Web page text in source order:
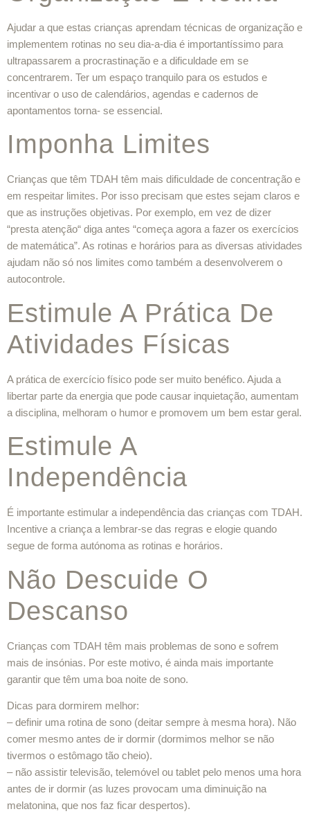
Ajudar a que estas crianças aprendam técnicas de organização e
implementem rotinas no seu dia-a-dia é importantíssimo para
ultrapassarem a procrastinação e a dificuldade em se
concentrarem. Ter um espaço tranquilo para os estudos e
incentivar o uso de calendários, agendas e cadernos de
apontamentos torna- se essencial.
Imponha Limites
Crianças que têm TDAH têm mais dificuldade de concentração e
em respeitar limites. Por isso precisam que estes sejam claros e
que as instruções objetivas. Por exemplo, em vez de dizer
“presta atenção“ diga antes “começa agora a fazer os exercícios
de matemática”. As rotinas e horários para as diversas atividades
ajudam não só nos limites como também a desenvolverem o
autocontrole.
Estimule A Prática De
Atividades Físicas
A prática de exercício físico pode ser muito benéfico. Ajuda a
libertar parte da energia que pode causar inquietação, aumentam
a disciplina, melhoram o humor e promovem um bem estar geral.
Estimule A
Independência
É importante estimular a independência das crianças com TDAH.
Incentive a criança a lembrar-se das regras e elogie quando
segue de forma autónoma as rotinas e horários.
Não Descuide O
Descanso
Crianças com TDAH têm mais problemas de sono e sofrem
mais de insónias. Por este motivo, é ainda mais importante
garantir que têm uma boa noite de sono.
Dicas para dormirem melhor:
– definir uma rotina de sono (deitar sempre à mesma hora). Não
comer mesmo antes de ir dormir (dormimos melhor se não
tivermos o estômago tão cheio).
– não assistir televisão, telemóvel ou tablet pelo menos uma hora
antes de ir dormir (as luzes provocam uma diminuição na
melatonina, que nos faz ficar despertos).